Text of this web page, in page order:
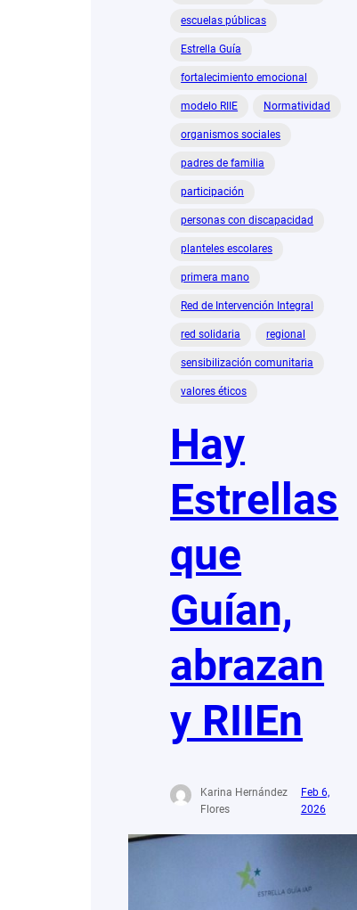
escuelas públicas
Estrella Guía
fortalecimiento emocional
modelo RIIE Normatividad
organismos sociales
padres de familia
participación
personas con discapacidad
planteles escolares
primera mano
Red de Intervención Integral
red solidaria regional
sensibilización comunitaria
valores éticos
Hay
Estrellas
que
Guían,
abrazan
y RIIEn
Karina Hernández
Flores
Feb 6,
2026